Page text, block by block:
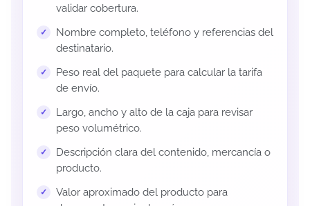
validar cobertura.
Nombre completo, teléfono y referencias del
destinatario.
Peso real del paquete para calcular la tarifa
de envío.
Largo, ancho y alto de la caja para revisar
peso volumétrico.
Descripción clara del contenido, mercancía o
producto.
Valor aproximado del producto para